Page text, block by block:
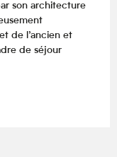
son architecture
de l’ancien et
de séjour